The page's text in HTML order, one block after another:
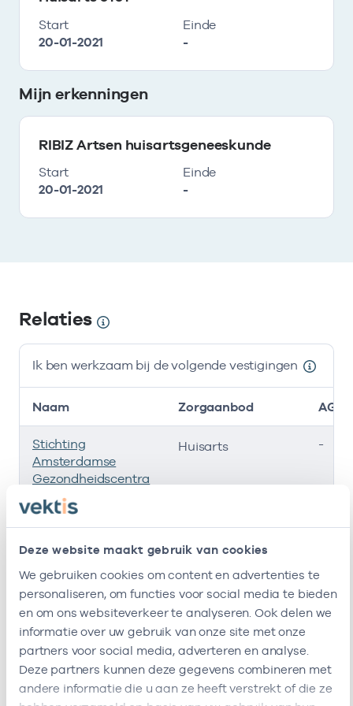
Deze website maakt gebruik van cookies
We gebruiken cookies om content en advertenties te
personaliseren, om functies voor social media te bieden
en om ons websiteverkeer te analyseren. Ook delen we
informatie over uw gebruik van onze site met onze
partners voor social media, adverteren en analyse.
Deze partners kunnen deze gegevens combineren met
andere informatie die u aan ze heeft verstrekt of die ze
Start
20-01-2021
Einde
-
Mijn erkenningen
RIBIZ Artsen huisartsgeneeskunde
Start
20-01-2021
Einde
-
Relaties
Ik ben werkzaam bij de volgende vestigingen
Ik ben werkzaam bij de volgende vestigingen
Naam Zorgaanbod
Stichting
Amsterdamse
Gezondheidscentra
Huisarts -
Gezondheidscentrum
Helmersstraat
Waarnemend
Huisarts Sjvde
Huisarts -
Ik heb een arbeidsrelatie met
Naam Rol AGB-code